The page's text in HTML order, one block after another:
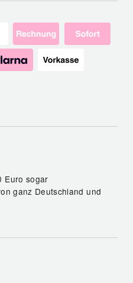
Euro sogar
ganz Deutschland und